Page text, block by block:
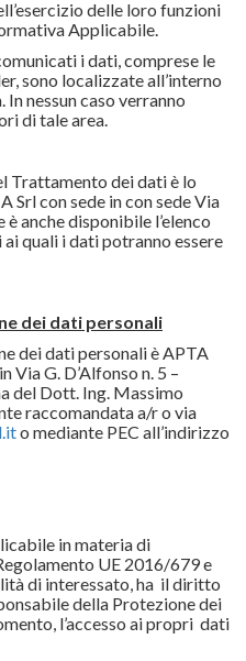
delle loro funzioni
Applicabile.
i dati, comprese le
sono localizzate all’interno
In nessun caso verranno
di tale area.
Trattamento dei dati è lo
Srl con sede in con sede Via
anche disponibile l’elenco
quali i dati potranno essere
dei dati personali
dei dati personali è APTA
Via G. D’Alfonso n. 5 –
del Dott. Ing. Massimo
raccomandata a/r o via
o mediante PEC all’indirizzo
in materia di
UE 2016/679 e
di interessato, ha il diritto
della Protezione dei
l’accesso ai propri dati